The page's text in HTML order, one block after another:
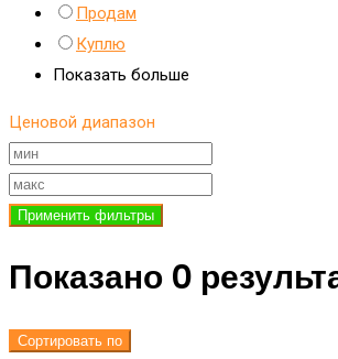
Продам
Куплю
Показать больше
Ценовой диапазон
Применить фильтры
Показано 0
Сортировать по